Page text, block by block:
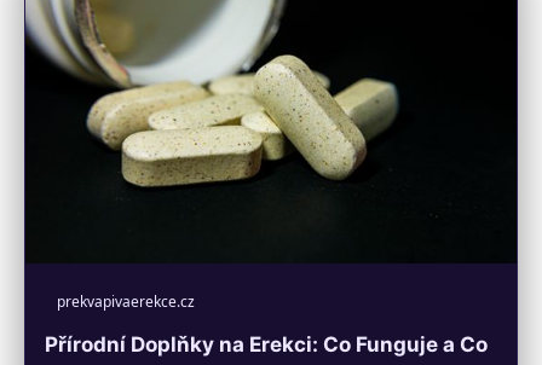
prekvapivaerekce.cz
Přírodní Doplňky na Erekci: Co Funguje a Co